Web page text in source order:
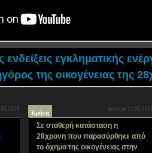
ενδείξεις εγκληματικής
της οικογένειας της
Κρήτη
Δευτέρα
Σε σταθερή κατάσταση η
28χρονη που παρασύρθηκε από
το όχημα της οικογένειας στην